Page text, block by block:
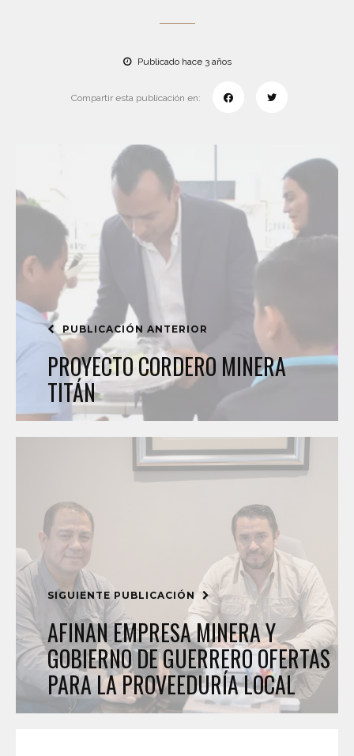
Publicado hace 3 años
Compartir esta publicación en:
PUBLICACIÓN ANTERIOR
PROYECTO CORDERO MINERA
TITÁN
SIGUIENTE PUBLICACIÓN
AFINAN EMPRESA MINERA Y
GOBIERNO DE GUERRERO OFERTAS
PARA LA PROVEEDURÍA LOCAL